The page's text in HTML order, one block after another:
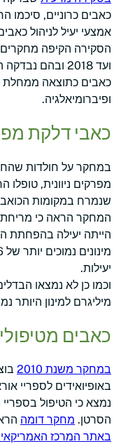
כאבים כרוניים, סיכמו
אמצעי יעיל לניהול
ועד 2018 ובהם
כאבים כתוצאה ממחלת
ופיברומיאלגיה.
כאבי דלקת
במחקר על חולדות
מפרקים ניוונית, טופלו
שנמרח במקומות
הייתה יעילה בהפחתת
יעילות.
מיליגרם למינון היותר נמוך 6.2 מיליגרם
כאבים
במחקר משנת 2010
נמצא כי הטיפול
הסרטן. מחקר דומה
באתר המרכז האמריקאי